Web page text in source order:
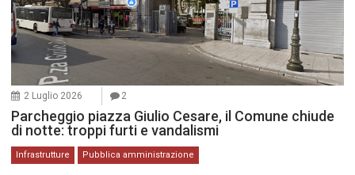
2 Luglio 2026 2
Parcheggio piazza Giulio Cesare, il Comune chiude
di notte: troppi furti e vandalismi
Infrastrutture Pubblica amministrazione